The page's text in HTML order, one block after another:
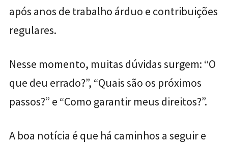
após anos de trabalho árduo e contribuições
regulares.
Nesse momento, muitas dúvidas surgem: “O
que deu errado?”, “Quais são os próximos
passos?” e “Como garantir meus direitos?”.
A boa notícia é que há caminhos a seguir e